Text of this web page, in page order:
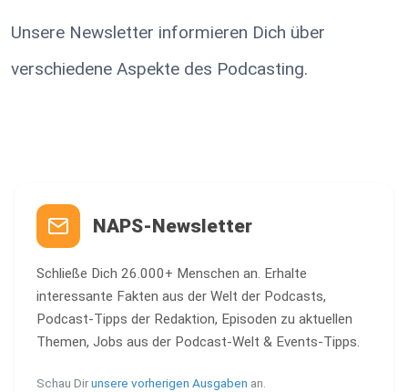
Unsere Newsletter informieren Dich über
verschiedene Aspekte des Podcasting.
NAPS-Newsletter
Schließe Dich 26.000+ Menschen an. Erhalte
interessante Fakten aus der Welt der Podcasts,
Podcast-Tipps der Redaktion, Episoden zu aktuellen
Themen, Jobs aus der Podcast-Welt & Events-Tipps.
Schau Dirunsere vorherigen Ausgaben an.